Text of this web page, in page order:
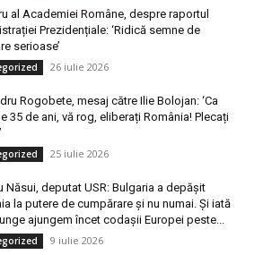
al Academiei Române, despre raportul
Prezidențiale: ‘Ridică semne de
serioase’
26 iulie 2026
Rogobete, mesaj către Ilie Bolojan: ‘Ca
35 de ani, vă rog, eliberați România! Plecați
25 iulie 2026
Năsui, deputat USR: Bulgaria a depășit
la putere de cumpărare și nu numai. Și iată
ajungem încet codașii Europei peste...
9 iulie 2026